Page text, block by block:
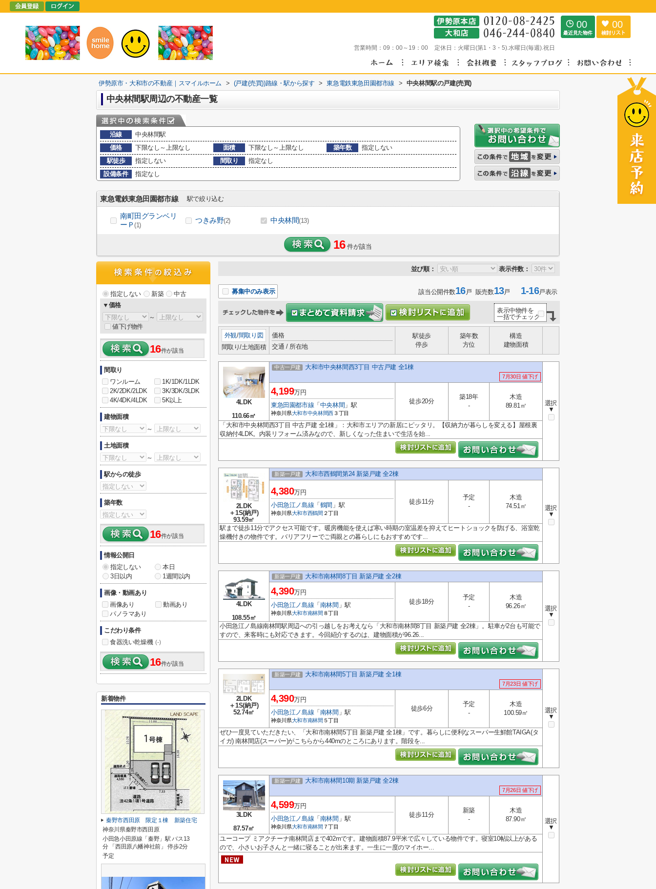
営業時間： 09：00～19：00 定休日： 火曜日(第1・3・5).水曜日(毎週).祝日
00 00
伊勢原市・大和市の不動産｜スマイルホーム > (戸建(売買))路線・駅から探す > 東急電鉄東急田園都市線 > 中央林間駅の戸建(売買)
中央林間駅周辺の不動産一覧
沿線
中央林間駅
価格
下限なし～上限なし 面積 下限なし～上限なし 築年数
指定しない
駅徒歩
指定しない 間取り
指定なし
設備条件
指定なし
東急電鉄東急田園都市線 駅で絞り込む
南町田グランベリ
ーＰ(1)
つきみ野(2) 中央林間(13)
16 件が該当
並び順： 表示件数：
募集中のみ表示 該当公開件数16戸 販売数13戸 1-16戸表示
表示中物件を
一括でチェック
外観/間取り図
間取り/土地面積
価格
交通 / 所在地
駅徒歩
停歩
築年数
方位
構造
建物面積
4LDK
110.66㎡
中古一戸建 大和市中央林間西3丁目 中古戸建 全1棟
7月30日 値下げ
選択
▼
4,199万円
東急田園都市線 「 中央林間 」駅
神奈川県大和市中央林間西３丁目
徒歩20分
築18年
-
木造
89.81㎡
「大和市中央林間西3丁目 中古戸建 全1棟」：大和市エリアの新居にピッタリ。【収納力が暮らしを変える】屋根裏
収納付4LDK。内装リフォーム済みなので、新しくなった住まいで生活を始...
2LDK
＋1S(納戸)
93.59㎡
新築一戸建 大和市西鶴間第24 新築戸建 全2棟
選択
▼
4,380万円
小田急江ノ島線 「 鶴間 」駅
神奈川県大和市西鶴間 ２丁目
徒歩11分
予定
-
木造
74.51㎡
駅まで徒歩11分でアクセス可能です。暖房機能を使えば寒い時期の室温差を抑えてヒートショックを防げる、浴室乾
燥機付きの物件です。バリアフリーでご両親との暮らしにもおすすめです...
4LDK
108.55㎡
新築一戸建 大和市南林間8丁目 新築戸建 全2棟
選択
▼
4,390万円
小田急江ノ島線 「 南林間 」駅
神奈川県大和市南林間 ８丁目
徒歩18分
予定
-
木造
96.26㎡
小田急江ノ島線南林間駅周辺への引っ越しをお考えなら「大和市南林間8丁目 新築戸建 全2棟」。駐車が2台も可能で
すので、来客時にも対応できます。今回紹介するのは、建物面積が96.26...
2LDK
＋1S(納戸)
52.74㎡
新築一戸建 大和市南林間5丁目 新築戸建 全1棟
7月23日 値下げ
選択
▼
4,390万円
小田急江ノ島線 「 南林間 」駅
神奈川県大和市南林間 ５丁目
徒歩6分
予定
-
木造
100.59㎡
ぜひ一度見ていただきたい、「大和市南林間5丁目 新築戸建 全1棟」です。暮らしに便利なスーパー生鮮館TAIGA(タ
イガ) 南林間店(スーパー)がこちらから440mのところにあります。階段を...
3LDK
87.57㎡
新築一戸建 大和市南林間10期 新築戸建 全2棟
7月26日 値下げ
選択
▼
4,599万円
小田急江ノ島線 「 南林間 」駅
神奈川県大和市南林間 ７丁目
徒歩11分
新築
-
木造
87.90㎡
ユーコープ ミアクチーナ南林間店まで402mです。建物面積87.9平米で広々している物件です。寝室10帖以上がある
ので、小さいお子さんと一緒に寝ることが出来ます。一生に一度のマイホー...
指定しない 新築
中古
▼価格
～
値下げ物件
16件が該当
間取り
ワンルーム
1K/1DK/1LDK
2K/2DK/2LDK
3K/3DK/3LDK
4K/4DK/4LDK
5K以上
建物面積
～
土地面積
～
駅からの徒歩
築年数
16件が該当
情報公開日
指定しない
本日
3日以内
1週間以内
画像・動画あり
画像あり
動画あり
パノラマあり
こだわり条件
食器洗い乾燥機 (-)
16件が該当
新着物件
秦野市西田原 限定１棟 新築住宅
神奈川県秦野市西田原
小田急小田原線「秦野」駅 バス13
分 「西田原八幡神社前」 停歩2分
予定